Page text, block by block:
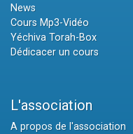
News
Cours Mp3-Vidéo
Yéchiva Torah-Box
Dédicacer un cours
L'association
A propos de l'association